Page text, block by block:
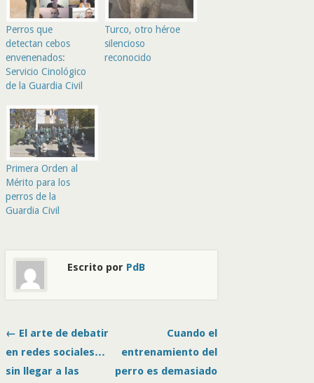
Perros que
detectan cebos
envenenados:
Servicio Cinológico
de la Guardia Civil
Turco, otro héroe
silencioso
reconocido
Primera Orden al
Mérito para los
perros de la
Guardia Civil
Escrito por PdB
← El arte de debatir
en redes sociales…
sin llegar a las
Cuando el
entrenamiento del
perro es demasiado